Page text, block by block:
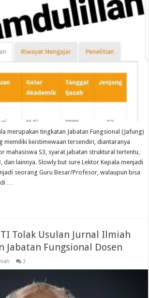
merupakan tingkatan Jabatan Fungsional (Jafung)
memiliki keistimewaan tersendiri, diantaranya
mahasiswa S3, syarat jabatan struktural tertentu,
dan lainnya. Slowly but sure Lektor Kepala menjadi
seorang Guru Besar/Profesor, walaupun bisa
…
Tolak Usulan Jurnal Ilmiah
Jabatan Fungsional Dosen
3